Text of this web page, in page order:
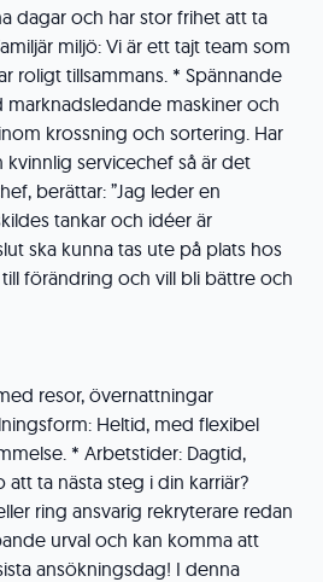
dagar och har stor frihet att ta
miljö: Vi är ett tajt team som
roligt tillsammans. * Spännande
marknadsledande maskiner och
krossning och sortering. Har
servicechef så är det
berättar: ”Jag leder en
tankar och idéer är
ska kunna tas ute på plats hos
förändring och vill bli bättre och
resor, övernattningar
Heltid, med flexibel
* Arbetstider: Dagtid,
ta nästa steg i din karriär?
ring ansvarig rekryterare redan
urval och kan komma att
ansökningsdag! I denna